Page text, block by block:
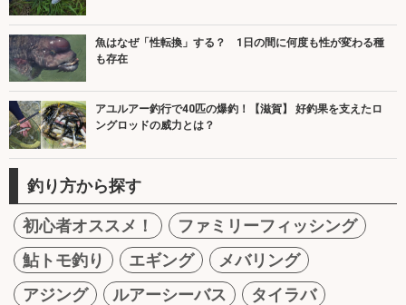
魚はなぜ「性転換」する？ 1日の間に何度も性が変わる種
も存在
アユルアー釣行で40匹の爆釣！【滋賀】 好釣果を支えたロ
ングロッドの威力とは？
釣り方から探す
初心者オススメ！
ファミリーフィッシング
鮎トモ釣り
エギング
メバリング
アジング
ルアーシーバス
タイラバ